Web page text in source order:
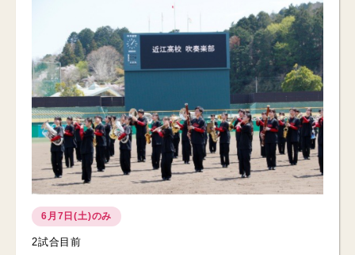
6月7日(土)のみ
2試合目前